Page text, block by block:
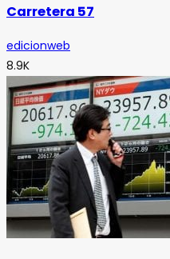
Carretera 57
edicionweb
8.9K